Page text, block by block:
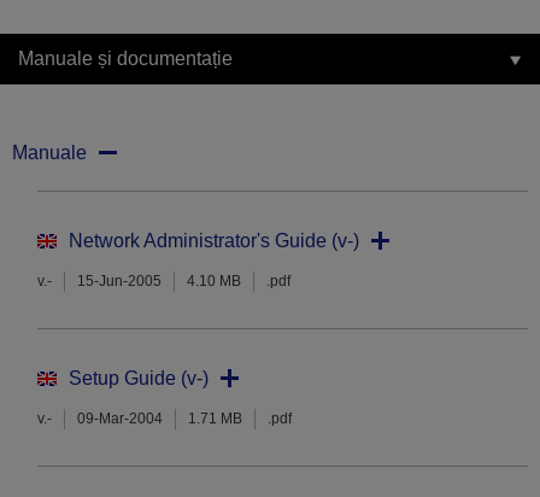
Manuale și documentație
Manuale
Network Administrator's Guide (v-)
v.- 15-Jun-2005 4.10 MB .pdf
Setup Guide (v-)
v.- 09-Mar-2004 1.71 MB .pdf